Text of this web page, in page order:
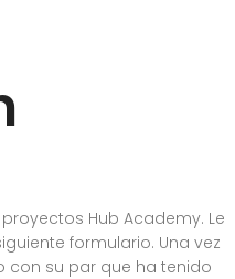
Hub Academy. Le
formulario. Una vez
con su par que ha tenido